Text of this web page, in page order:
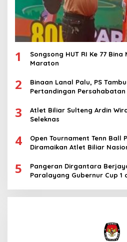
1
Songsong HUT RI Ke 77
Maraton
2
Binaan Lanal Palu, PS
Pertandingan Persahabatan
3
Atlet Biliar Sulteng Ardin
Seleknas
4
Open Tournament Tenn Ball
Diramaikan Atlet Biliar
5
Pangeran Dirgantara
Paralayang Gubernur Cup 1